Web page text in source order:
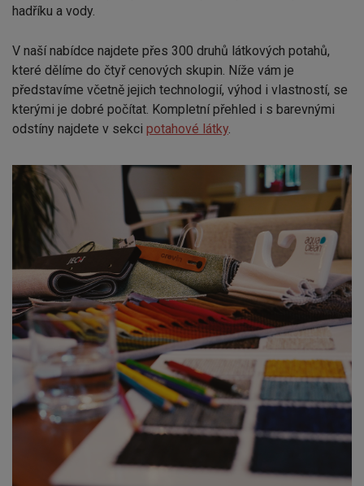
hadříku a vody.
V naší nabídce najdete přes 300 druhů látkových potahů,
které dělíme do čtyř cenových skupin. Níže vám je
představíme včetně jejich technologií, výhod i vlastností, se
kterými je dobré počítat. Kompletní přehled i s barevnými
odstíny najdete v sekci potahové látky.